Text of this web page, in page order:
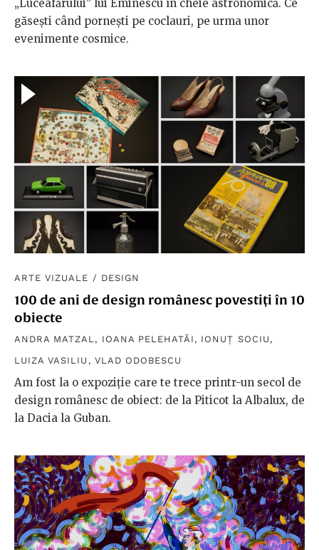
„Luceafărului” lui Eminescu în cheie astronomică. Ce
găsești când pornești pe coclauri, pe urma unor
evenimente cosmice.
ARTE VIZUALE / DESIGN
100 de ani de design românesc povestiți în 10
obiecte
ANDRA MATZAL, IOANA PELEHATĂI , IONUȚ SOCIU ,
LUIZA VASILIU , VLAD ODOBESCU
Am fost la o expoziție care te trece printr-un secol de
design românesc de obiect: de la Piticot la Albalux, de
la Dacia la Guban.